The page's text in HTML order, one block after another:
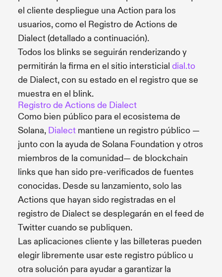
el cliente despliegue una Action para los
usuarios, como el Registro de Actions de
Dialect (detallado a continuación).
Todos los blinks se seguirán renderizando y
permitirán la firma en el sitio intersticial dial.to
de Dialect, con su estado en el registro que se
muestra en el blink.
Registro de Actions de Dialect
Como bien público para el ecosistema de
Solana, Dialect mantiene un registro público —
junto con la ayuda de Solana Foundation y otros
miembros de la comunidad— de blockchain
links que han sido pre-verificados de fuentes
conocidas. Desde su lanzamiento, solo las
Actions que hayan sido registradas en el
registro de Dialect se desplegarán en el feed de
Twitter cuando se publiquen.
Las aplicaciones cliente y las billeteras pueden
elegir libremente usar este registro público u
otra solución para ayudar a garantizar la